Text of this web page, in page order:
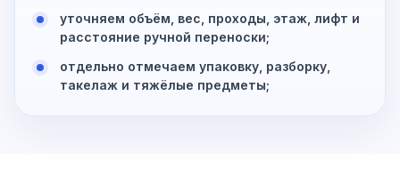
уточняем объём, вес, проходы, этаж, лифт и
расстояние ручной переноски;
отдельно отмечаем упаковку, разборку,
такелаж и тяжёлые предметы;